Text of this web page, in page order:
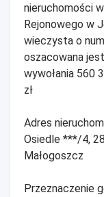
nieruchomości
Rejonowego w
wieczysta o
oszacowana
wywołania 560
zł
Adres
Osiedle ***/4,
Małogoszcz
Przeznaczenie